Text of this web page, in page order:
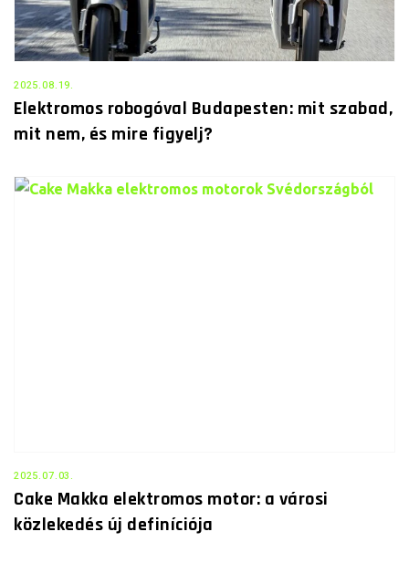
2025.08.19.
Elektromos robogóval Budapesten: mit szabad,
mit nem, és mire figyelj?
2025.07.03.
Cake Makka elektromos motor: a városi
közlekedés új definíciója